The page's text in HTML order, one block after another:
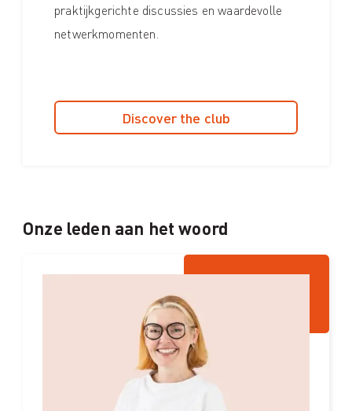
praktijkgerichte discussies en waardevolle
netwerkmomenten.
Discover the club
Onze leden aan het woord